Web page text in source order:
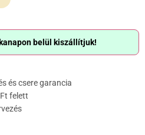
belül kiszállítjuk!
és csere garancia
felett